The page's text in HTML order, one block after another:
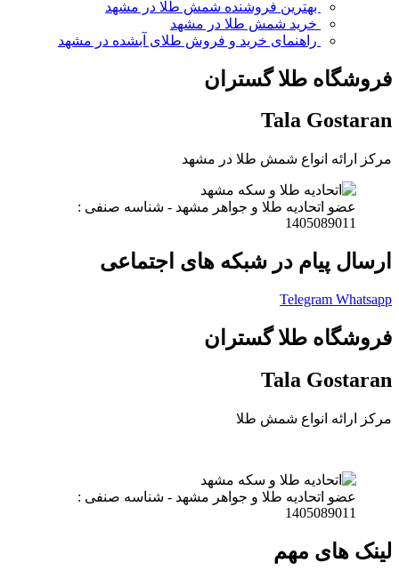
بهترین فروشنده شمش طلا در مشهد
خرید شمش طلا در مشهد
راهنمای خرید و فروش طلای آبشده در مشهد
فروشگاه طلا گستران
Tala Gostaran
مرکز ارائه انواع شمش طلا در مشهد
عضو اتحادیه طلا و جواهر مشهد - شناسه صنفی :
1405089011
ارسال پیام در شبکه های اجتماعی
Telegram Whatsapp
فروشگاه طلا گستران
Tala Gostaran
مرکز ارائه انواع شمش طلا
عضو اتحادیه طلا و جواهر مشهد - شناسه صنفی :
1405089011
لینک های مهم